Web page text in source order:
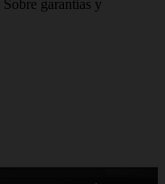
Sobre garantías y